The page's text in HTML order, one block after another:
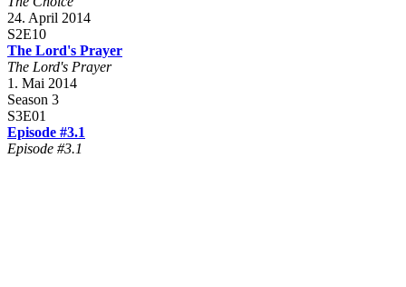
24. April 2014
S2E10
The Lord's Prayer
The Lord's Prayer
1. Mai 2014
Season 3
S3E01
Episode #3.1
Episode #3.1